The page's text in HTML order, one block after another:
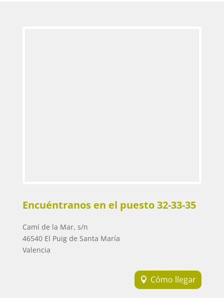
Encuéntranos en el puesto 32-33-35
Camí de la Mar, s/n
46540 El Puig de Santa María
Valencia
Cómo llegar